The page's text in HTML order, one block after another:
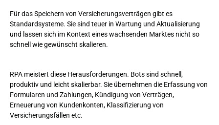
Für das Speichern von Versicherungsverträgen gibt es
Standardsysteme. Sie sind teuer in Wartung und Aktualisierung
und lassen sich im Kontext eines wachsenden Marktes nicht so
schnell wie gewünscht skalieren.
RPA meistert diese Herausforderungen. Bots sind schnell,
produktiv und leicht skalierbar. Sie übernehmen die Erfassung von
Formularen und Zahlungen, Kündigung von Verträgen,
Erneuerung von Kundenkonten, Klassifizierung von
Versicherungsfällen etc.